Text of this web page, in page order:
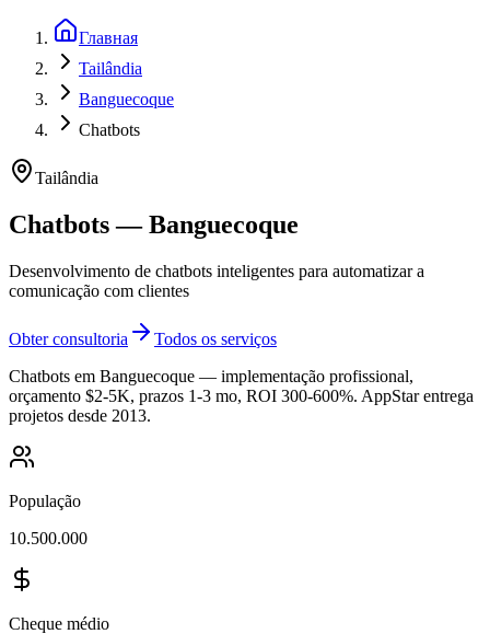
Главная
Tailândia
Banguecoque
Chatbots
Tailândia
Chatbots — Banguecoque
Desenvolvimento de chatbots inteligentes para automatizar a
comunicação com clientes
Obter consultoria
Todos os serviços
Chatbots em Banguecoque — implementação profissional,
orçamento $2-5K, prazos 1-3 mo, ROI 300-600%. AppStar entrega
projetos desde 2013.
População
10.500.000
Cheque médio